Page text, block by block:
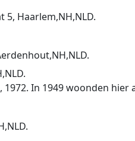
5, Haarlem,NH,NLD.
In 1949 woonden